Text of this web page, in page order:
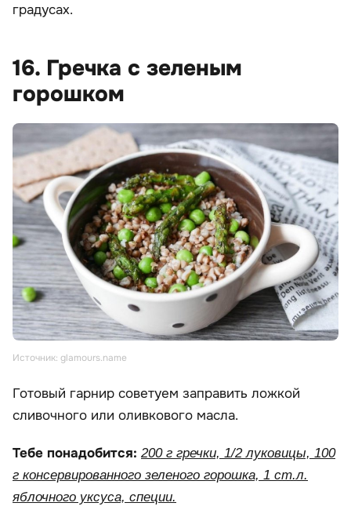
градусах.
16. Гречка с зеленым
горошком
Источник: glamours.name
Готовый гарнир советуем заправить ложкой
сливочного или оливкового масла.
Тебе понадобится: 200 г гречки, 1/2 луковицы, 100
г консервированного зеленого горошка, 1 ст.л.
яблочного уксуса, специи.